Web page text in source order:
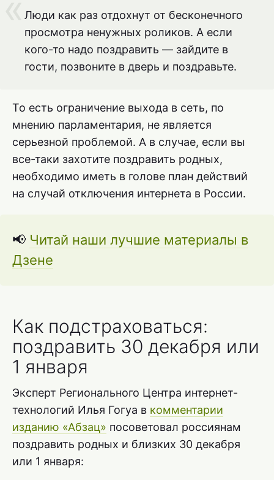
Люди как раз отдохнут от бесконечного
просмотра ненужных роликов. А если
кого-то надо поздравить — зайдите в
гости, позвоните в дверь и поздравьте.
То есть ограничение выхода в сеть, по
мнению парламентария, не является
серьезной проблемой. А в случае, если вы
все-таки захотите поздравить родных,
необходимо иметь в голове план действий
на случай отключения интернета в России.
📢 Читай наши лучшие материалы в
Дзене
Как подстраховаться:
поздравить 30 декабря или
1 января
Эксперт Регионального Центра интернет-
технологий Илья Гогуа в комментарии
изданию «Абзац» посоветовал россиянам
поздравить родных и близких 30 декабря
или 1 января: